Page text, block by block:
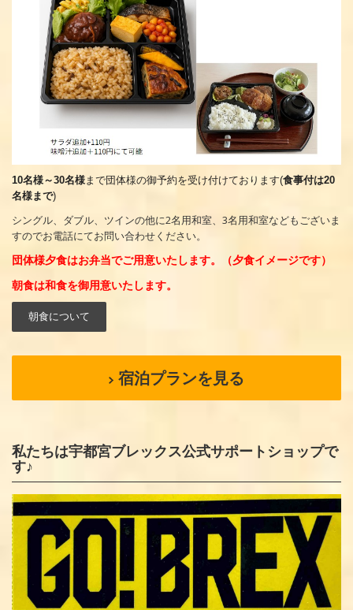
10名様～30名様 まで団体様の御予約を受け付けております(食事付は20
名様まで)
シングル、ダブル、ツインの他に2名用和室、3名用和室などもございま
すのでお電話にてお問い合わせください。
団体様夕食はお弁当でご用意いたします。（夕食イメージです）
朝食は和食を御用意いたします。
朝食について
宿泊プランを見る
私たちは宇都宮ブレックス公式サポートショップで
す♪